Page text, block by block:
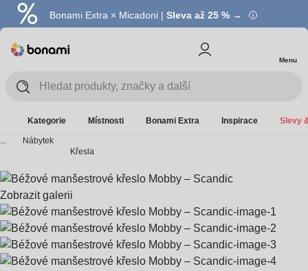
Bonami Extra × Micadoni | Sleva až 25 % →
Summer Sale | Ušetřete až 40 % →
Menu
Kategorie Místnosti Bonami Extra Inspirace Slevy
...
Nábytek
Křesla
Zobrazit galerii